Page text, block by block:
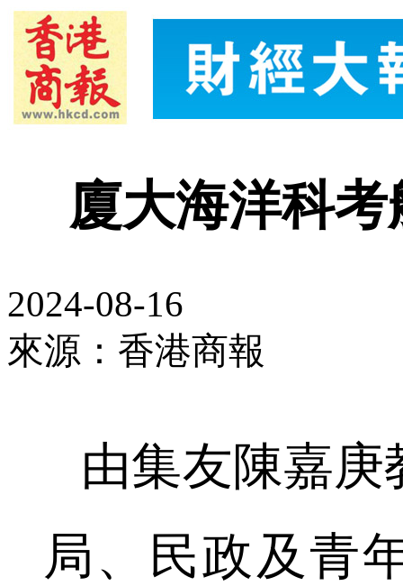
廈大海洋科
2024-08-16
來源：香港商報
由集友陳嘉庚
局、民政及青